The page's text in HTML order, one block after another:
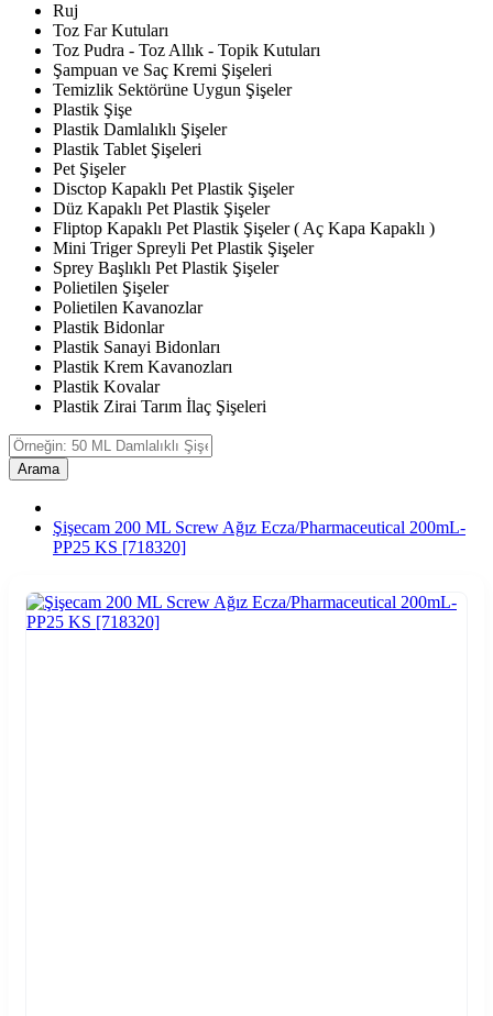
Ruj
Toz Far Kutuları
Toz Pudra - Toz Allık - Topik Kutuları
Şampuan ve Saç Kremi Şişeleri
Temizlik Sektörüne Uygun Şişeler
Plastik Şişe
Plastik Damlalıklı Şişeler
Plastik Tablet Şişeleri
Pet Şişeler
Disctop Kapaklı Pet Plastik Şişeler
Düz Kapaklı Pet Plastik Şişeler
Fliptop Kapaklı Pet Plastik Şişeler ( Aç Kapa Kapaklı )
Mini Triger Spreyli Pet Plastik Şişeler
Sprey Başlıklı Pet Plastik Şişeler
Polietilen Şişeler
Polietilen Kavanozlar
Plastik Bidonlar
Plastik Sanayi Bidonları
Plastik Krem Kavanozları
Plastik Kovalar
Plastik Zirai Tarım İlaç Şişeleri
Arama
Şişecam 200 ML Screw Ağız Ecza/Pharmaceutical 200mL-
PP25 KS [718320]